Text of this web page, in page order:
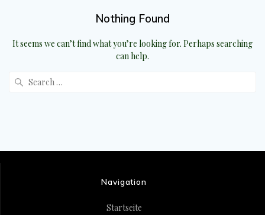
Nothing Found
It seems we can’t find what you’re looking for. Perhaps searching
can help.
Navigation
Startseite